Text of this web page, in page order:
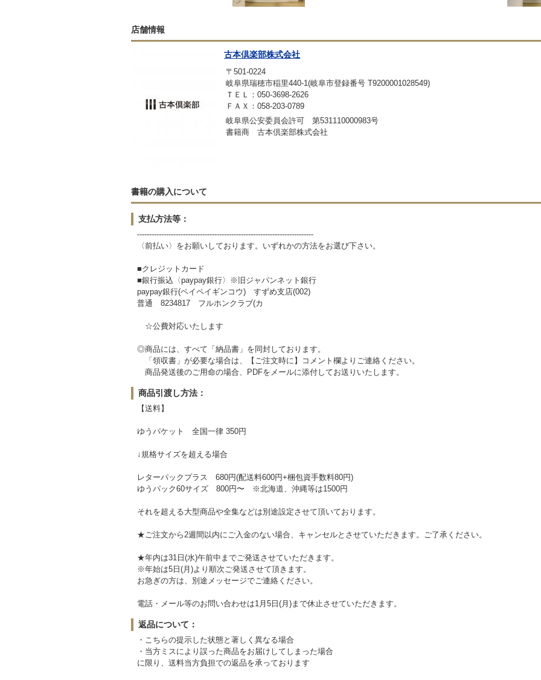
店舗情報
古本倶楽部株式会社
〒501-0224
岐阜県瑞穂市稲里440-1(岐阜市登録番号 T9200001028549)
ＴＥＬ：050-3698-2626
ＦＡＸ：058-203-0789
岐阜県公安委員会許可 第531110000983号
書籍商 古本倶楽部株式会社
書籍の購入について
支払方法等：
-------------------------------------------------------------------------
〈前払い〉をお願いしております。いずれかの方法をお選び下さい。
■クレジットカード
■銀行振込〈paypay銀行〉※旧ジャパンネット銀行
paypay銀行(ペイペイギンコウ) すずめ支店(002)
普通 8234817 フルホンクラブ(カ
☆公費対応いたします
◎商品には、すべて「納品書」を同封しております。
「領収書」が必要な場合は、【ご注文時に】コメント欄よりご連絡ください。
商品発送後のご用命の場合、PDFをメールに添付してお送りいたします。
商品引渡し方法：
【送料】
ゆうパケット 全国一律 350円
↓規格サイズを超える場合
レターパックプラス 680円(配送料600円+梱包資手数料80円)
ゆうパック60サイズ 800円〜 ※北海道、沖縄等は1500円
それを超える大型商品や全集などは別途設定させて頂いております。
★ご注文から2週間以内にご入金のない場合、キャンセルとさせていただきます。ご了承ください。
★年内は31日(水)午前中までご発送させていただきます。
※年始は5日(月)より順次ご発送させて頂きます。
お急ぎの方は、別途メッセージでご連絡ください。
電話・メール等のお問い合わせは1月5日(月)まで休止させていただきます。
返品について：
・こちらの提示した状態と著しく異なる場合
・当方ミスにより誤った商品をお届けしてしまった場合
に限り、送料当方負担での返品を承っております